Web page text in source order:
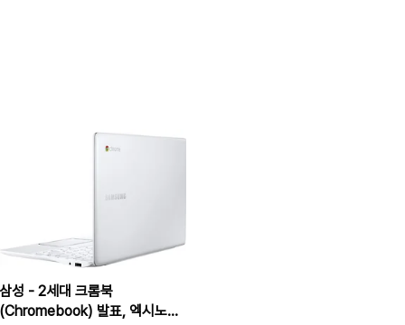
삼성 - 2세대 크롬북
(Chromebook) 발표, 엑시노스